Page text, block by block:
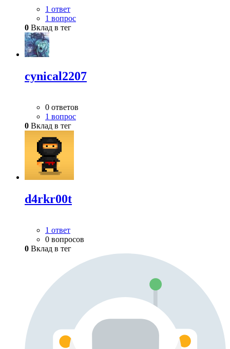
1 ответ
1 вопрос
0 Вклад в тег
cynical2207
0 ответов
1 вопрос
0 Вклад в тег
d4rkr00t
1 ответ
0 вопросов
0 Вклад в тег